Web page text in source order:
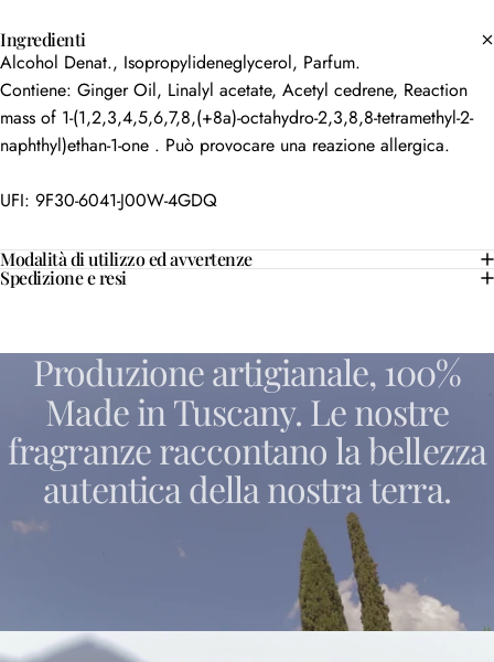
Ingredienti
Alcohol Denat., Isopropylideneglycerol, Parfum.
Contiene: Ginger Oil, Linalyl acetate, Acetyl cedrene, Reaction
mass of 1-(1,2,3,4,5,6,7,8,(+8a)-octahydro-2,3,8,8-tetramethyl-2-
naphthyl)ethan-1-one . Può provocare una reazione allergica.
UFI: 9F30-6041-J00W-4GDQ
Modalità di utilizzo ed avvertenze
Spedizione e resi
Produzioneartigianale,100%
Madein Tuscany. Lenostre
fragranzeraccontano labellezza
autentica dellanostraterra.